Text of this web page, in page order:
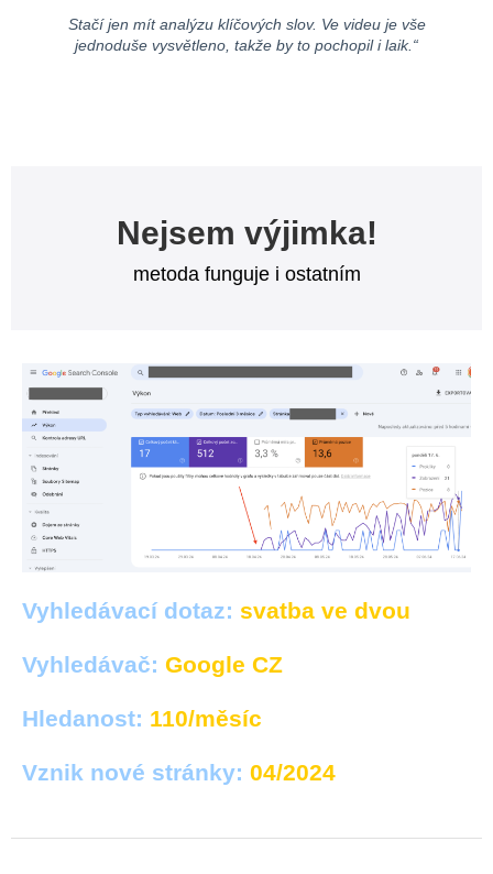
Stačí jen mít analýzu klíčových slov. Ve videu je vše
jednoduše vysvětleno, takže by to pochopil i laik.“
Nejsem výjimka!
metoda funguje i ostatním
Vyhledávací dotaz: svatba ve dvou
Vyhledávač: Google CZ
Hledanost: 110/měsíc
Vznik nové stránky: 04/2024